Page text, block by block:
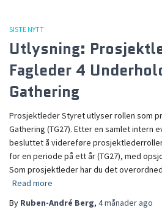
SISTE NYTT
Utlysning:
Fagleder 4
Gathering
Prosjektleder Styret utlyser rollen som
Gathering (TG27). Etter en samlet intern
besluttet å videreføre
for en periode på ett år (TG27), med
Som prosjektleder har du det
Read more
By Ruben-André Berg, 4 månader ago